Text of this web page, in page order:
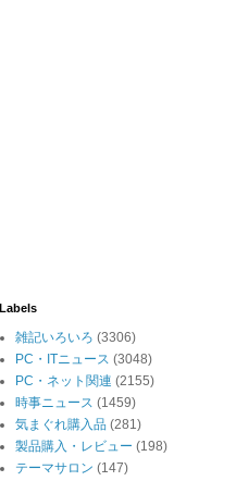
Labels
雑記いろいろ (3306)
PC・ITニュース (3048)
PC・ネット関連 (2155)
時事ニュース (1459)
気まぐれ購入品 (281)
製品購入・レビュー (198)
テーマサロン (147)